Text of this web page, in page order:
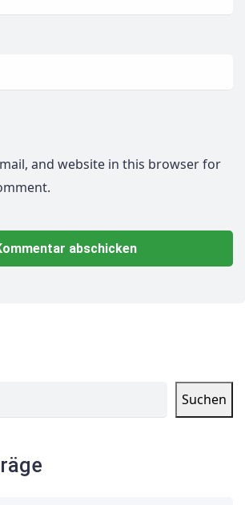
and website in this browser for
Suchen